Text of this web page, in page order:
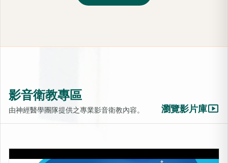
影音衛教專區
由神經醫學團隊提供之專業影音衛教內容。 瀏覽影片庫smart_display
上架時間：2025-10-31